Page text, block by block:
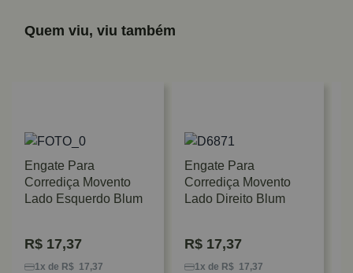
Quem viu, viu também
Engate Para
Corrediça Movento
Lado Esquerdo Blum
R$ 17,37
1x de R$ 17,37
Engate Para
Corrediça Movento
Lado Direito Blum
R$ 17,37
1x de R$ 17,37